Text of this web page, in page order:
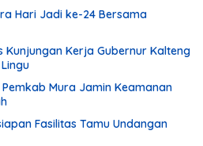
Hari Jadi ke-24 Bersama
Kunjungan Kerja Gubernur Kalteng
Mura Jamin Keamanan
Fasilitas Tamu Undangan